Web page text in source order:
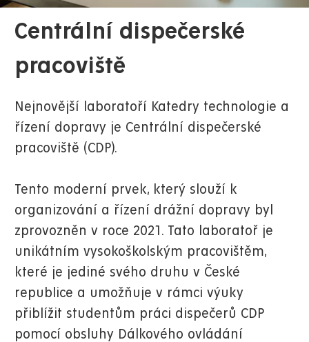
Centrální dispečerské
pracoviště
Nejnovější laboratoří Katedry technologie a
řízení dopravy je Centrální dispečerské
pracoviště (CDP).
Tento moderní prvek, který slouží k
organizování a řízení drážní dopravy byl
zprovozněn v roce 2021. Tato laboratoř je
unikátním vysokoškolským pracovištěm,
které je jediné svého druhu v České
republice a umožňuje v rámci výuky
přiblížit studentům práci dispečerů CDP
pomocí obsluhy Dálkového ovládání